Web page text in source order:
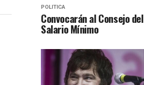
POLITICA
Convocarán al Consejo del
Salario Mínimo